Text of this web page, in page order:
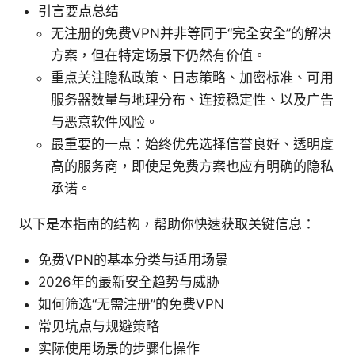
引言要点总结
无注册的免费VPN并非等同于“完全安全”的解决
方案，但在特定场景下仍然有价值。
重点关注隐私政策、日志策略、加密标准、可用
服务器数量与地理分布、连接稳定性、以及广告
与恶意软件风险。
最重要的一点：始终优先选择信誉良好、透明度
高的服务商，即使是免费方案也应有明确的隐私
承诺。
以下是本指南的结构，帮助你快速获取关键信息：
免费VPN的基本分类与适用场景
2026年的最新安全趋势与威胁
如何筛选“无需注册”的免费VPN
常见坑点与规避策略
实际使用场景的步骤化操作